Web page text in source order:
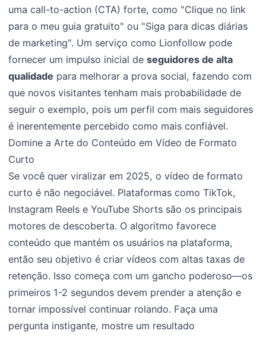
uma call-to-action (CTA) forte, como "Clique no link
para o meu guia gratuito" ou "Siga para dicas diárias
de marketing". Um serviço como Lionfollow pode
fornecer um impulso inicial deseguidores de alta
qualidade para melhorar a prova social, fazendo com
que novos visitantes tenham mais probabilidade de
seguir o exemplo, pois um perfil com mais seguidores
é inerentemente percebido como mais confiável.
Domine a Arte do Conteúdo em Vídeo de Formato
Curto
Se você quer viralizar em 2025, o vídeo de formato
curto é não negociável. Plataformas como TikTok,
Instagram Reels e YouTube Shorts são os principais
motores de descoberta. O algoritmo favorece
conteúdo que mantém os usuários na plataforma,
então seu objetivo é criar vídeos com altas taxas de
retenção. Isso começa com um gancho poderoso—os
primeiros 1-2 segundos devem prender a atenção e
tornar impossível continuar rolando. Faça uma
pergunta instigante, mostre um resultado